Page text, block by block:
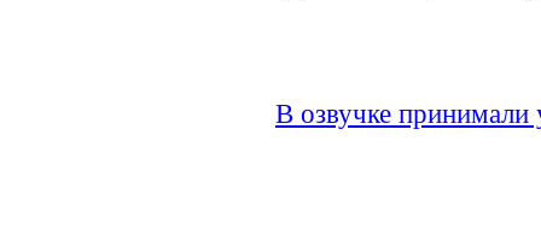
В озвучке принимали